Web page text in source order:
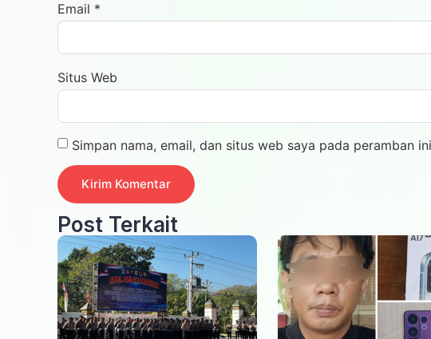
Email *
Situs Web
Simpan nama, email, dan situs web saya pada peramban
Post Terkait